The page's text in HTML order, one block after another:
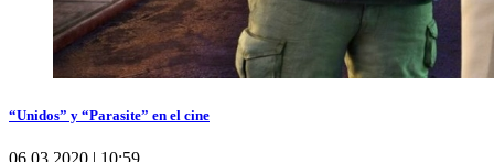
“Unidos” y “Parasite” en el cine